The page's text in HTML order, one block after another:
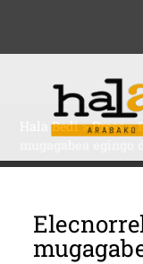
Hala Bedi>Press>